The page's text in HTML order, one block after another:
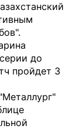
до
пройдет 3